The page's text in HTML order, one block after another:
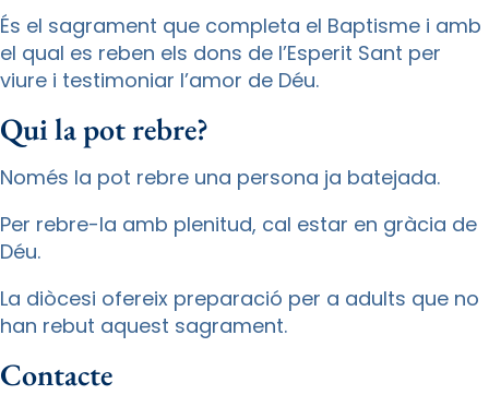
És el sagrament que completa el Baptisme i amb
el qual es reben els dons de l’Esperit Sant per
viure i testimoniar l’amor de Déu.
Qui la pot rebre?
Només la pot rebre una persona ja batejada.
Per rebre-la amb plenitud, cal estar en gràcia de
Déu.
La diòcesi ofereix preparació per a adults que no
han rebut aquest sagrament.
Contacte